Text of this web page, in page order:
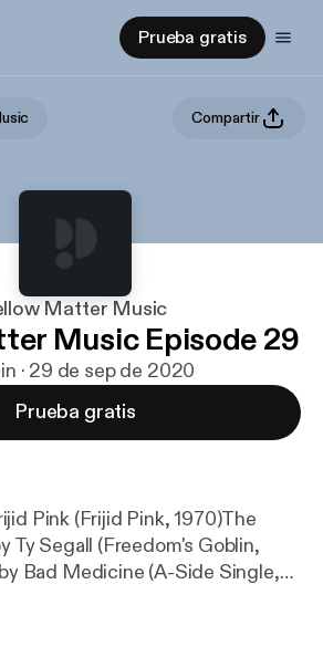
Prueba gratis
Compartir
Matter Music
Music Episode 29
· 29 de sep de 2020
Prueba gratis
Pink (Frijid Pink, 1970)The
Ty Segall (Freedom's Goblin,
Bad Medicine (A-Side Single,
On Sundown by